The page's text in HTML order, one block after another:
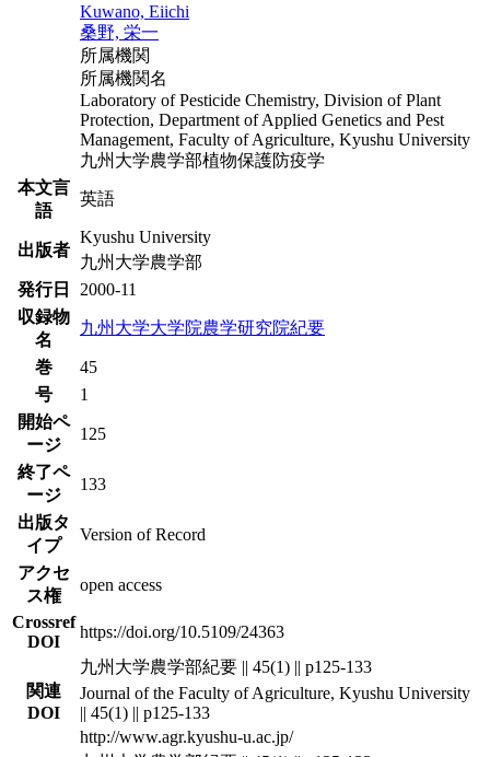
Kuwano, Eiichi
桑野, 栄一
所属機関
所属機関名
Laboratory of Pesticide Chemistry, Division of Plant
Protection, Department of Applied Genetics and Pest
Management, Faculty of Agriculture, Kyushu University
九州大学農学部植物保護防疫学
本文言
語
英語
出版者
Kyushu University
九州大学農学部
発行日
2000-11
収録物
名
九州大学大学院農学研究院紀要
巻
45
号
1
開始ペ
ージ
125
終了ペ
ージ
133
出版タ
イプ
Version of Record
アクセ
ス権
open access
Crossref
DOI
https://doi.org/10.5109/24363
関連
DOI
九州大学農学部紀要 || 45(1) || p125-133
Journal of the Faculty of Agriculture, Kyushu University
|| 45(1) || p125-133
http://www.agr.kyushu-u.ac.jp/